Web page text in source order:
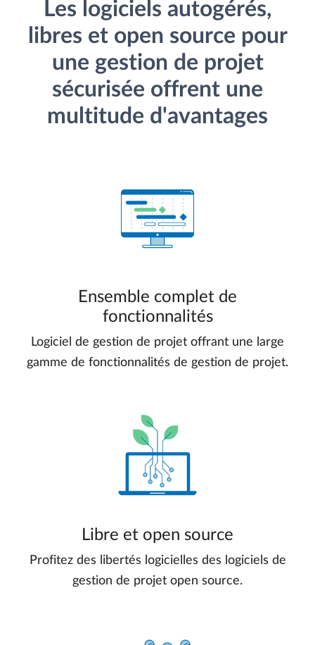
Les logiciels autogérés,
libres et open source pour
une gestion de projet
sécurisée offrent une
multitude d'avantages
Ensemble complet de
fonctionnalités
Logiciel de gestion de projet offrant une large
gamme de fonctionnalités de gestion de projet.
Libre et open source
Profitez des libertés logicielles des logiciels de
gestion de projet open source.